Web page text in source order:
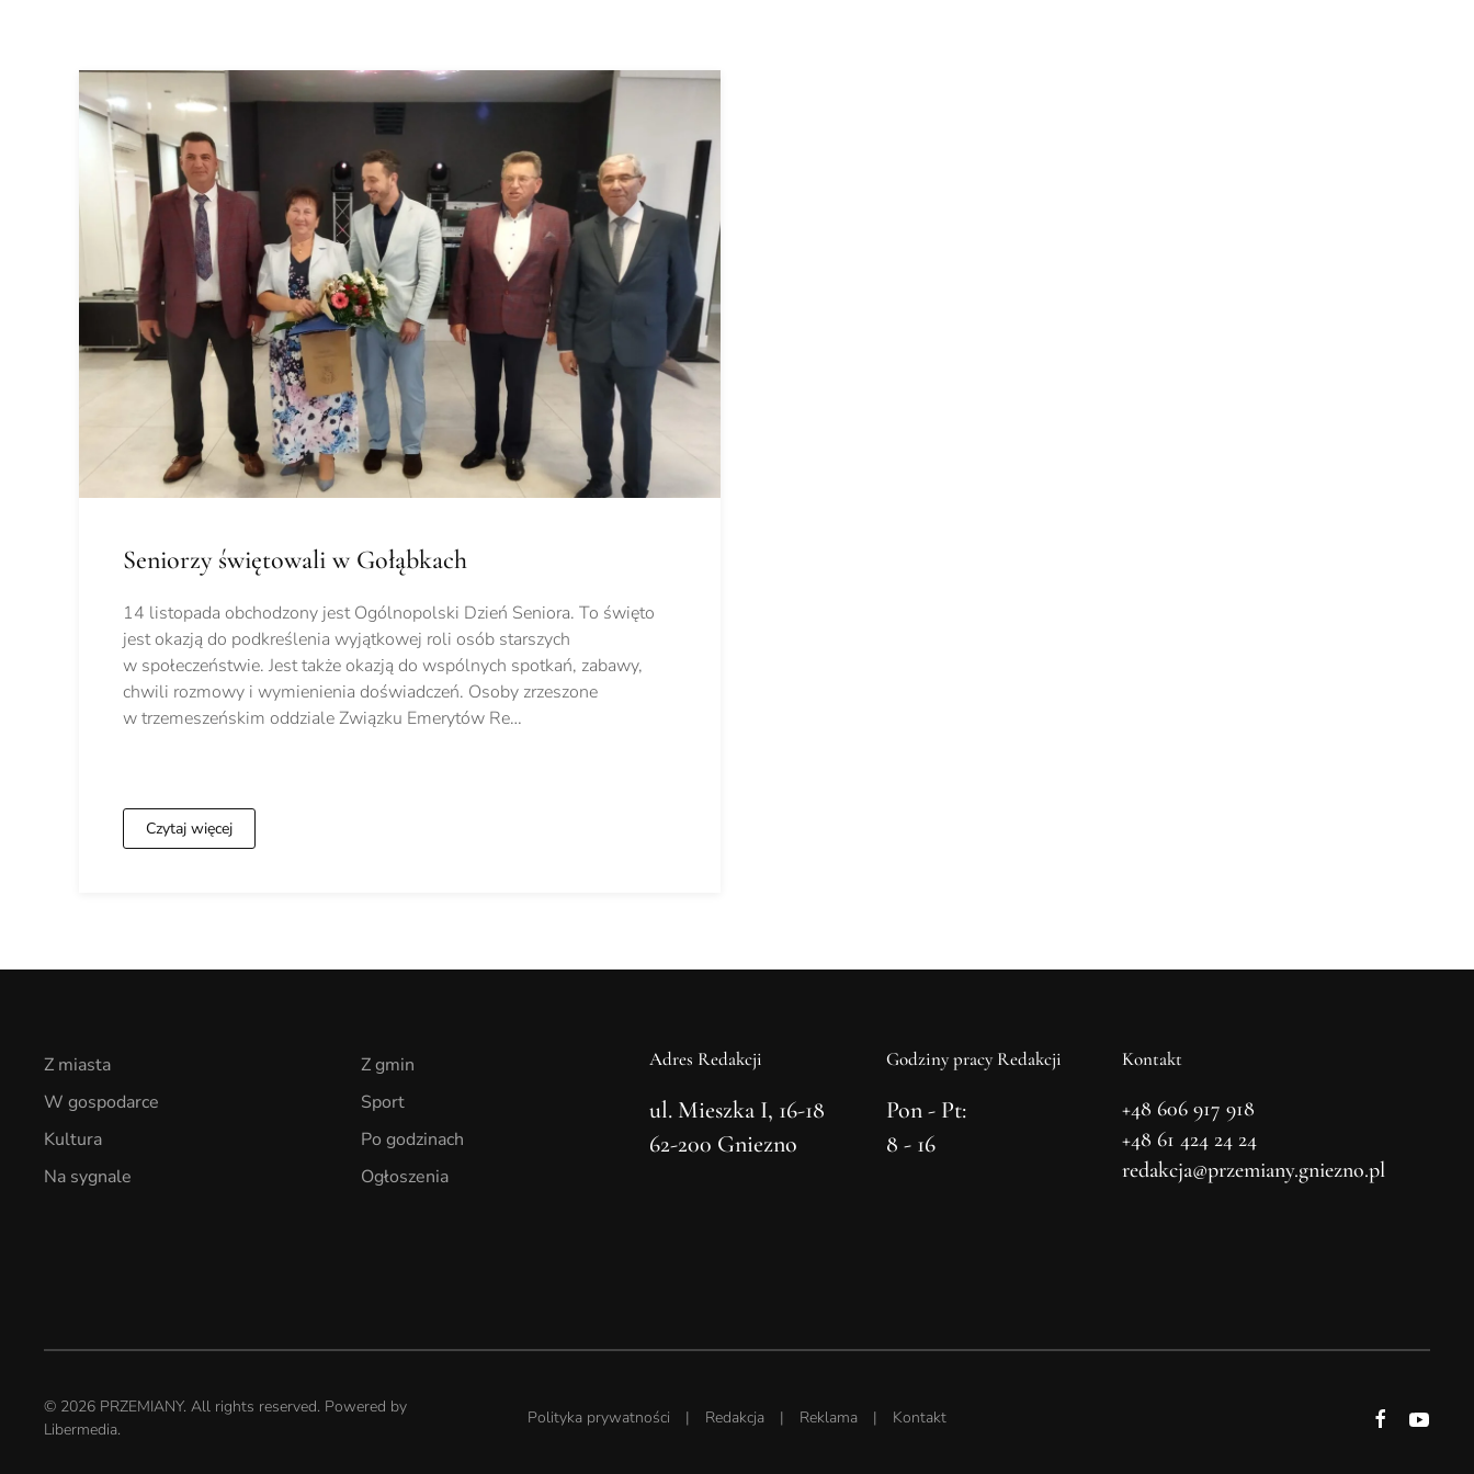
Seniorzy świętowali w Gołąbkach
14 listopada obchodzony jest Ogólnopolski Dzień Seniora. To święto
jest okazją do podkreślenia wyjątkowej roli osób starszych
w społeczeństwie. Jest także okazją do wspólnych spotkań, zabawy,
chwili rozmowy i wymienienia doświadczeń. Osoby zrzeszone
w trzemeszeńskim oddziale Związku Emerytów Re…
Czytaj więcej
Z miasta
W gospodarce
Kultura
Na sygnale
Z gmin
Sport
Po godzinach
Ogłoszenia
Adres Redakcji
ul. Mieszka I, 16-18
62-200 Gniezno
Godziny pracy Redakcji
Pon - Pt:
8 - 16
Kontakt
+48 606 917 918
+48 61 424 24 24
redakcja@przemiany.gniezno.pl
© 2026 PRZEMIANY. All rights reserved. Powered by
Libermedia.
Polityka prywatności | Redakcja | Reklama | Kontakt